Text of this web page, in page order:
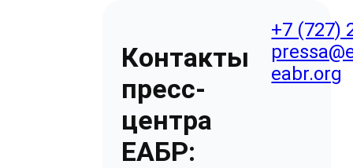
Контакты
пресс-
центра
ЕАБР:
+7 (727)
eabr.org